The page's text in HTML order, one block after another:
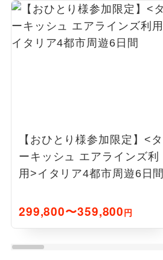
【おひとり様参加限定】<タ
ーキッシュ エアラインズ利
用>イタリア4都市周遊6日間
299,800〜359,800円